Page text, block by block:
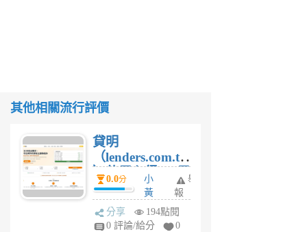
其他相關流行評價
貸明
（lenders.com.tw
）使用心得 — 民
間貸款比較平台
體驗
0.0分
小
黃
蜂
1
舉
報
分享
194點閱
0 評論/給分
0